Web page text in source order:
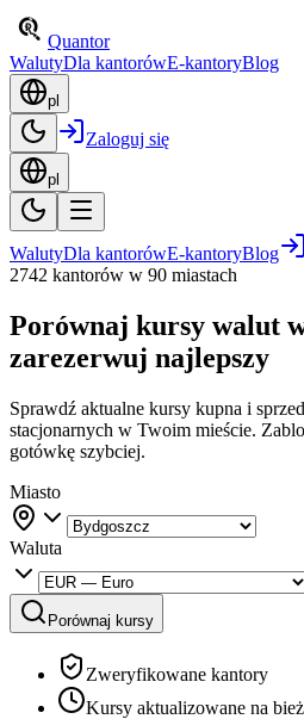
Quantor
WalutyDla kantorówE-kantoryBlog
pl
Zaloguj się
pl
WalutyDla kantorówE-kantoryBlog
2742 kantorów w 90 miastach
Porównaj kursy walut
zarezerwuj najlepszy
Sprawdź aktualne kursy kupna i
stacjonarnych w Twoim mieście.
gotówkę szybciej.
Miasto
Waluta
Porównaj kursy
Zweryfikowane kantory
Kursy aktualizowane na